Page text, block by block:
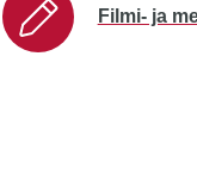
Filmi- ja